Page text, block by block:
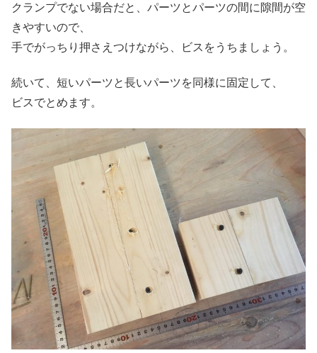
クランプでない場合だと、パーツとパーツの間に隙間が空
きやすいので、
手でがっちり押さえつけながら、ビスをうちましょう。
続いて、短いパーツと長いパーツを同様に固定して、
ビスでとめます。